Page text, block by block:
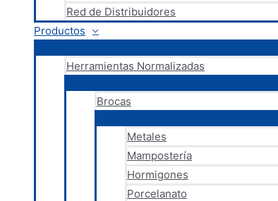
Red de Distribuidores
Productos
Herramientas Normalizadas
Brocas
Metales
Mampostería
Hormigones
Porcelanato